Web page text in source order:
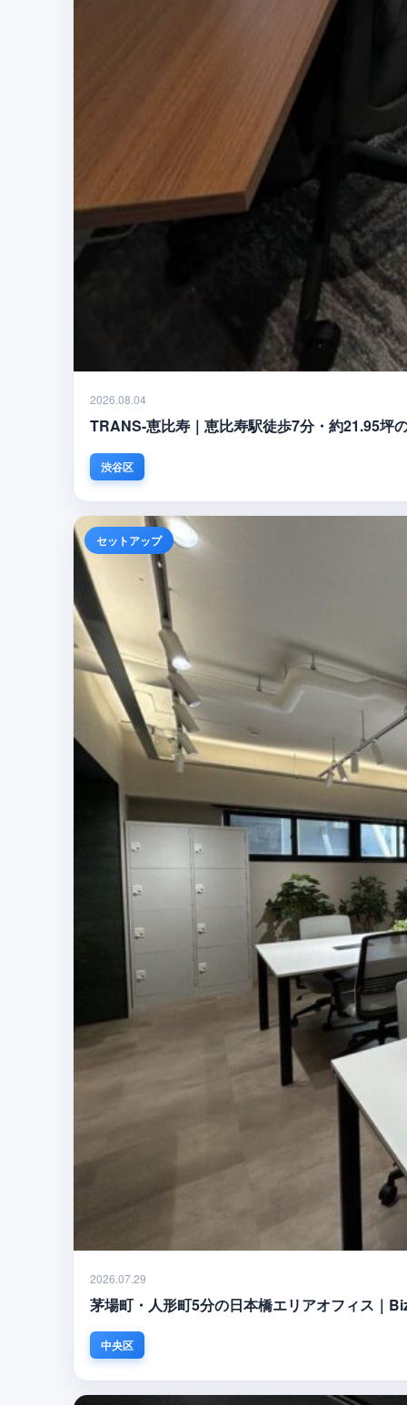
2026.08.04
TRANS-恵比寿｜恵比寿駅徒歩7分・約21.95坪
渋谷区
セットアップ
2026.07.29
茅場町・人形町5分の日本橋エリアオフィス｜
中央区